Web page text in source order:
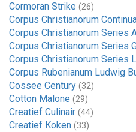
Cormoran Strike (26)
Corpus Christianorum
Corpus Christianorum Series
Corpus Christianorum Series
Corpus Christianorum Series
Corpus Rubenianum Ludwig
Cossee Century (32)
Cotton Malone (29)
Creatief Culinair (44)
Creatief Koken (33)